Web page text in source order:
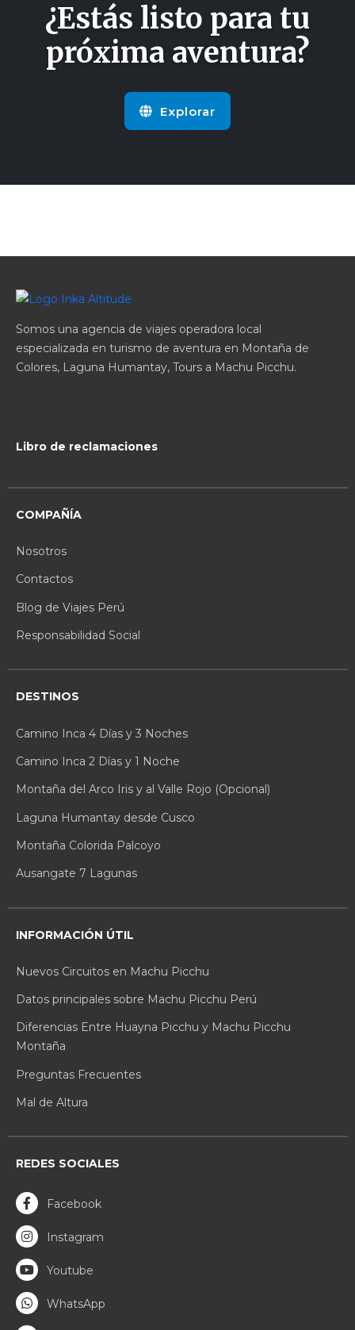
¿Estás listo para tu
próxima aventura?
Explorar
Somos una agencia de viajes operadora local
especializada en turismo de aventura en Montaña de
Colores, Laguna Humantay, Tours a Machu Picchu.
Libro de reclamaciones
COMPAÑÍA
Nosotros
Contactos
Blog de Viajes Perú
Responsabilidad Social
DESTINOS
Camino Inca 4 Días y 3 Noches
Camino Inca 2 Días y 1 Noche
Montaña del Arco Iris y al Valle Rojo (Opcional)
Laguna Humantay desde Cusco
Montaña Colorida Palcoyo
Ausangate 7 Lagunas
INFORMACIÓN ÚTIL
Nuevos Circuitos en Machu Picchu
Datos principales sobre Machu Picchu Perú
Diferencias Entre Huayna Picchu y Machu Picchu
Montaña
Preguntas Frecuentes
Mal de Altura
REDES SOCIALES
Facebook
Instagram
Youtube
WhatsApp